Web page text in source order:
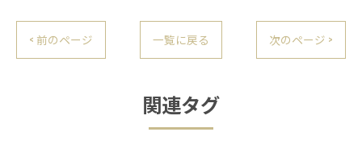
< 前のページ 一覧に戻る 次のページ >
関連タグ